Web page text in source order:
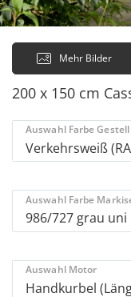
Mehr Bilder
200 x 150 cm
Auswahl Farbe Gestell
Auswahl Farbe
Auswahl Motor